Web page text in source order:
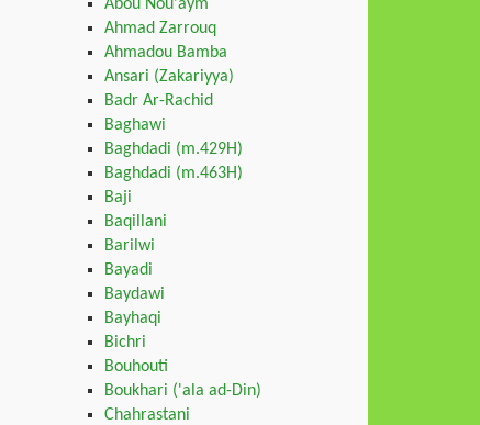
Abou Nou'aym
Ahmad Zarrouq
Ahmadou Bamba
Ansari (Zakariyya)
Badr Ar-Rachid
Baghawi
Baghdadi (m.429H)
Baghdadi (m.463H)
Baji
Baqillani
Barilwi
Bayadi
Baydawi
Bayhaqi
Bichri
Bouhouti
Boukhari ('ala ad-Din)
Chahrastani